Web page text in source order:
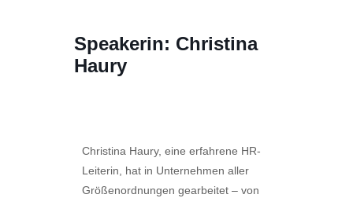
Speakerin: Christina
Haury
Christina Haury, eine erfahrene HR-
Leiterin, hat in Unternehmen aller
Größenordnungen gearbeitet – von